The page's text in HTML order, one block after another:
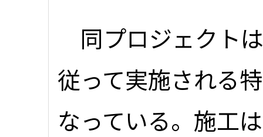
同プロジェクト
従って実施される
なっている。施工